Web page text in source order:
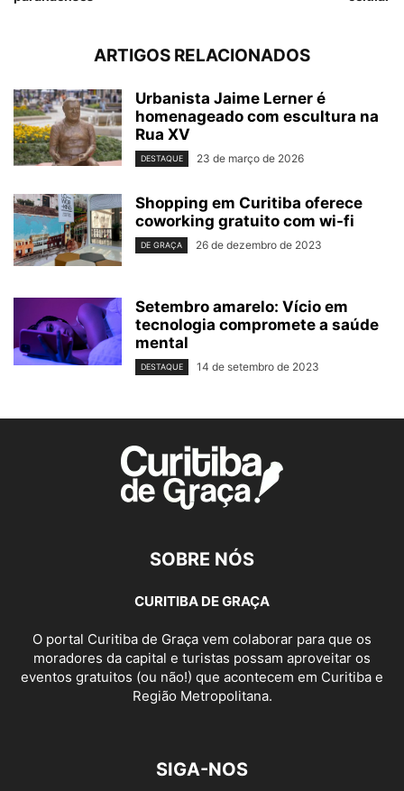
ARTIGOS RELACIONADOS
Urbanista Jaime Lerner é
homenageado com escultura na
Rua XV
DESTAQUE 23 de março de 2026
Shopping em Curitiba oferece
coworking gratuito com wi-fi
DE GRAÇA 26 de dezembro de 2023
Setembro amarelo: Vício em
tecnologia compromete a saúde
mental
DESTAQUE 14 de setembro de 2023
SOBRE NÓS
CURITIBA DE GRAÇA
O portal Curitiba de Graça vem colaborar para que os
moradores da capital e turistas possam aproveitar os
eventos gratuitos (ou não!) que acontecem em Curitiba e
Região Metropolitana.
SIGA-NOS